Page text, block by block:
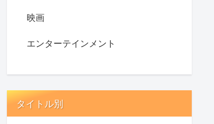
映画
エンターテインメント
タイトル別